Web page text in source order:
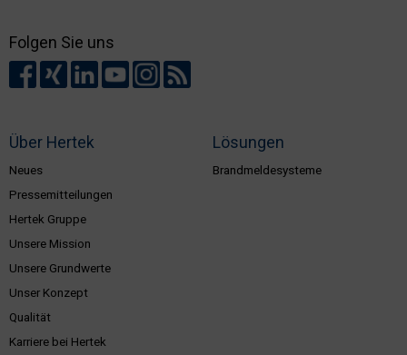
Über Hertek
Neues
Pressemitteilungen
Hertek Gruppe
Unsere Mission
Unsere Grundwerte
Unser Konzept
Qualität
Karriere bei Hertek
Lösungen
Brandmeldesysteme
Folgen Sie uns